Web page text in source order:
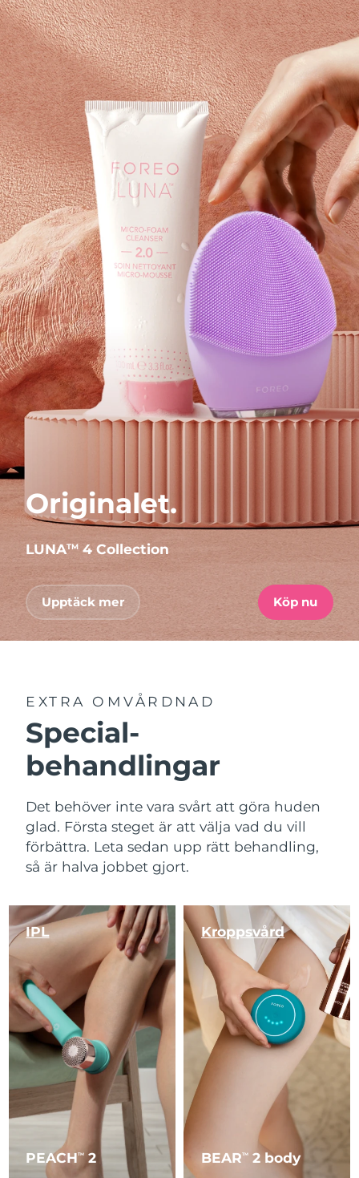
Originalet.
LUNATM 4 Collection
Upptäck mer Köp nu
EXTRA OMVÅRDNAD
Special-
behandlingar
Det behöver inte vara svårt att göra huden
glad. Första steget är att välja vad du vill
förbättra. Leta sedan upp rätt behandling,
så är halva jobbet gjort.
PEACHTM 2
IPL
BEARTM 2 body
Kroppsvård